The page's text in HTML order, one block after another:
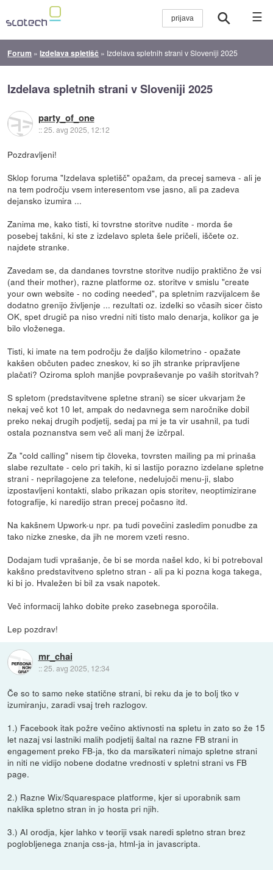
☰
Forum »Izdelava spletišč » Izdelava spletnih strani v Sloveniji 2025
Izdelava spletnih strani v Sloveniji 2025
party_of_one
::25. avg 2025, 12:12
Pozdravljeni!
Sklop foruma "Izdelava spletišč" opažam, da precej sameva - ali je
na tem področju vsem interesentom vse jasno, ali pa zadeva
dejansko izumira ...
Zanima me, kako tisti, ki tovrstne storitve nudite - morda še
posebej takšni, ki ste z izdelavo spleta šele pričeli, iščete oz.
najdete stranke.
Zavedam se, da dandanes tovrstne storitve nudijo praktično že vsi
(and their mother), razne platforme oz. storitve v smislu "create
your own website - no coding needed", pa spletnim razvijalcem še
dodatno grenijo življenje ... rezultati oz. izdelki so včasih sicer čisto
OK, spet drugič pa niso vredni niti tisto malo denarja, kolikor ga je
bilo vloženega.
Tisti, ki imate na tem področju že daljšo kilometrino - opažate
kakšen občuten padec zneskov, ki so jih stranke pripravljene
plačati? Oziroma sploh manjše povpraševanje po vaših storitvah?
S spletom (predstavitvene spletne strani) se sicer ukvarjam že
nekaj več kot 10 let, ampak do nedavnega sem naročnike dobil
preko nekaj drugih podjetij, sedaj pa mi je ta vir usahnil, pa tudi
ostala poznanstva sem več ali manj že izčrpal.
Za "cold calling" nisem tip človeka, tovrsten mailing pa mi prinaša
slabe rezultate - celo pri takih, ki si lastijo porazno izdelane spletne
strani - neprilagojene za telefone, nedelujoči menu-ji, slabo
izpostavljeni kontakti, slabo prikazan opis storitev, neoptimizirane
fotografije, ki naredijo stran precej počasno itd.
Na kakšnem Upwork-u npr. pa tudi povečini zasledim ponudbe za
tako nizke zneske, da jih ne morem vzeti resno.
Dodajam tudi vprašanje, če bi se morda našel kdo, ki bi potreboval
kakšno predstavitveno spletno stran - ali pa ki pozna koga takega,
ki bi jo. Hvaležen bi bil za vsak napotek.
Več informacij lahko dobite preko zasebnega sporočila.
Lep pozdrav!
mr_chai
::25. avg 2025, 12:34
Če so to samo neke statične strani, bi reku da je to bolj tko v
izumiranju, zaradi vsaj treh razlogov.
1.) Facebook itak požre večino aktivnosti na spletu in zato so že 15
let nazaj vsi lastniki malih podjetij šaltal na razne FB strani in
engagement preko FB-ja, tko da marsikateri nimajo spletne strani
in niti ne vidijo nobene dodatne vrednosti v spletni strani vs FB
page.
2.) Razne Wix/Squarespace platforme, kjer si uporabnik sam
naklika spletno stran in jo hosta pri njih.
3.) AI orodja, kjer lahko v teoriji vsak naredi spletno stran brez
poglobljenega znanja css-ja, html-ja in javascripta.